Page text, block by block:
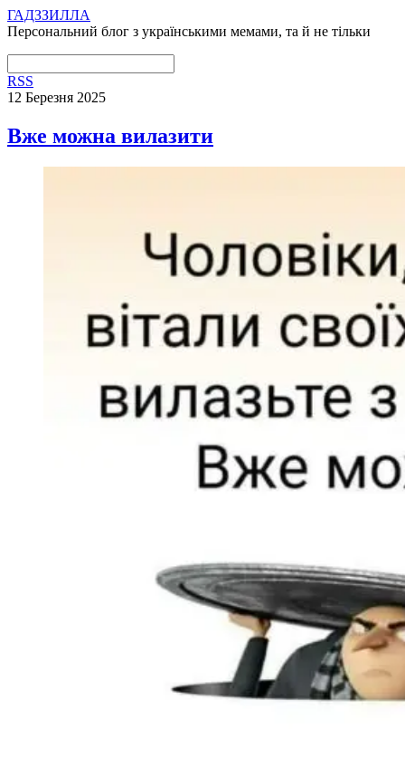
ГАДЗЗИЛЛА
Персональний блог з українськими мемами, та й не тільки
RSS
12 Березня 2025
Вже можна вилазити